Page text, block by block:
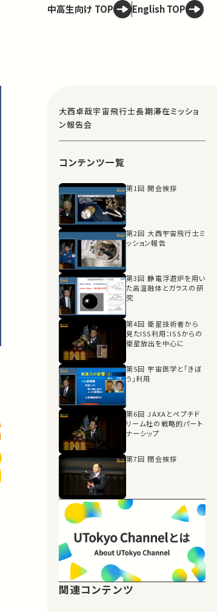
中高生向け TOP English TOP
大西卓哉宇宙飛行士長期滞在ミッショ
ン報告会
コンテンツ一覧
第1回 開会挨拶
第2回 大西宇宙飛行士ミ
ッション報告
第3回 静電浮遊炉を用い
た高温融体とガラスの研
究
第4回 衛星技術者から
見たISS利用：ISSからの
衛星放出を中心に
第5回 宇宙医学と「きぼ
う」利用
第6回 JAXAとペプチド
リーム社の戦略的パート
ナーシップ
第7回 閉会挨拶
関連コンテンツ